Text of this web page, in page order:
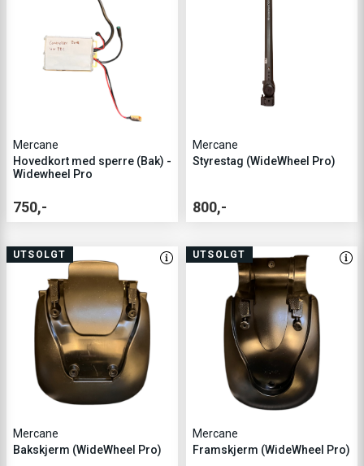
Mercane
Hovedkort med sperre (Bak) -
Widewheel Pro
750,-
Mercane
Styrestag (WideWheel Pro)
800,-
UTSOLGT
Mercane
Bakskjerm (WideWheel Pro)
UTSOLGT
Mercane
Framskjerm (WideWheel Pro)